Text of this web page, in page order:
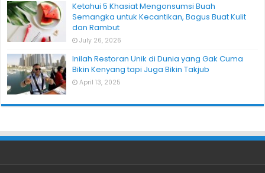
Ketahui 5 Khasiat Mengonsumsi Buah
Semangka untuk Kecantikan, Bagus Buat Kulit
dan Rambut
July 26, 2026
Inilah Restoran Unik di Dunia yang Gak Cuma
Bikin Kenyang tapi Juga Bikin Takjub
April 13, 2025